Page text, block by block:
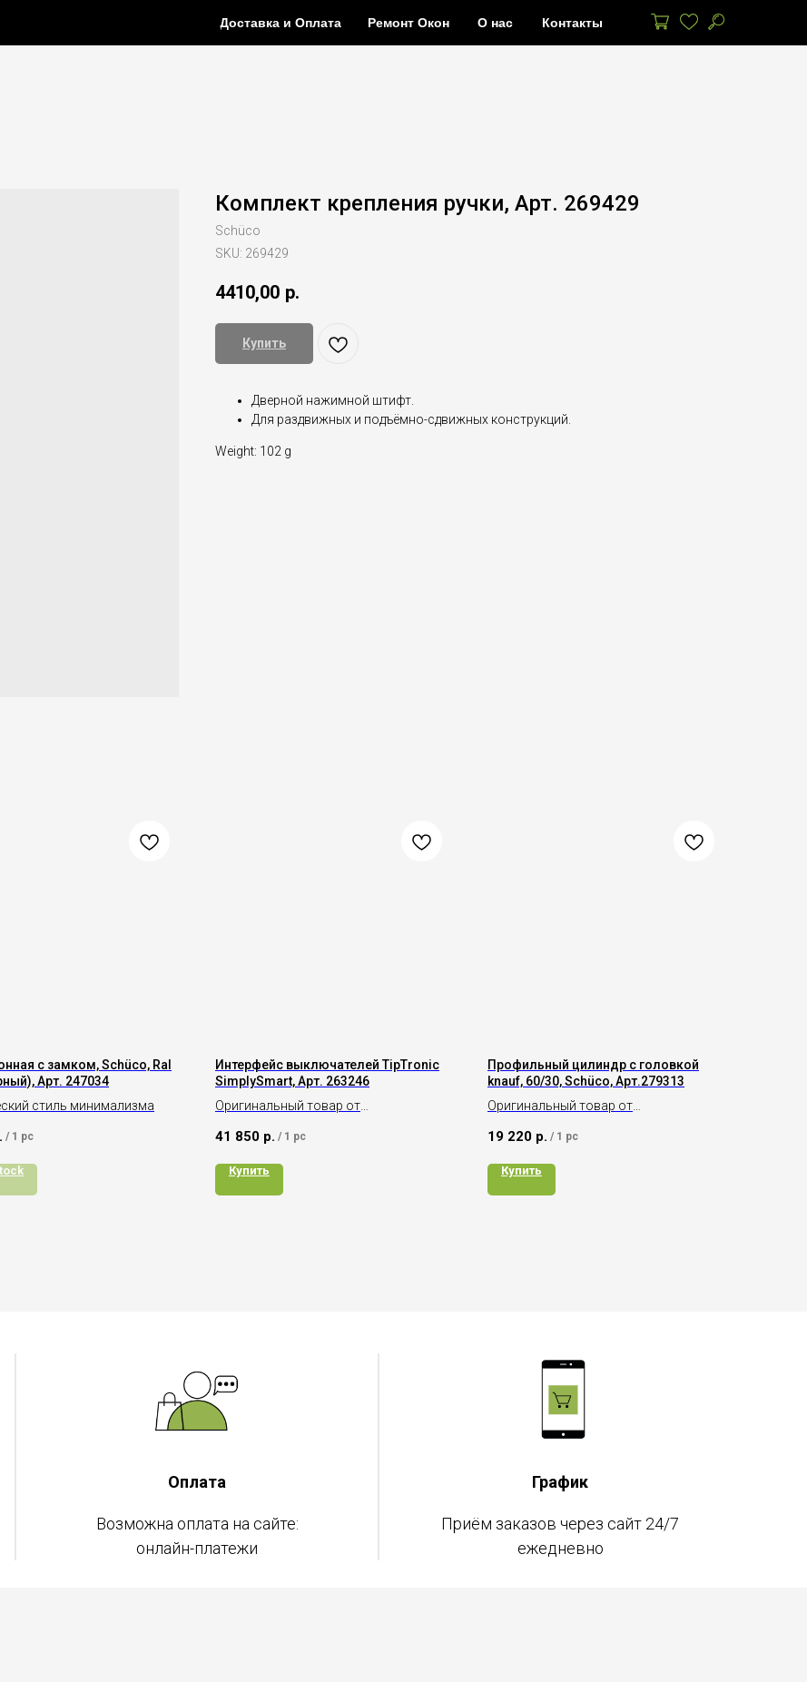
Доставка и Оплата Ремонт Окон О нас Контакты
Комплект крепления ручки, Арт. 269429
Schüco
SKU: 269429
4410,00 р.
Купить
Дверной нажимной штифт.
Для раздвижных и подъёмно-сдвижных конструкций.
Weight: 102 g
с замком, Schüco, Ral
Арт. 247034
стиль минимализма
/ 1 pc
Интерфейс выключателей TipTronic
SimplySmart, Арт. 263246
Оригинальный товар от
41 850 р. / 1 pc
Купить
Профильный цилиндр с головкой
knauf, 60/30, Schüco, Арт.279313
Оригинальный товар от
19 220 р. / 1 pc
Купить
Оплата
Возможна оплата на сайте:
онлайн-платежи
График
Приём заказов через сайт 24/7
ежедневно